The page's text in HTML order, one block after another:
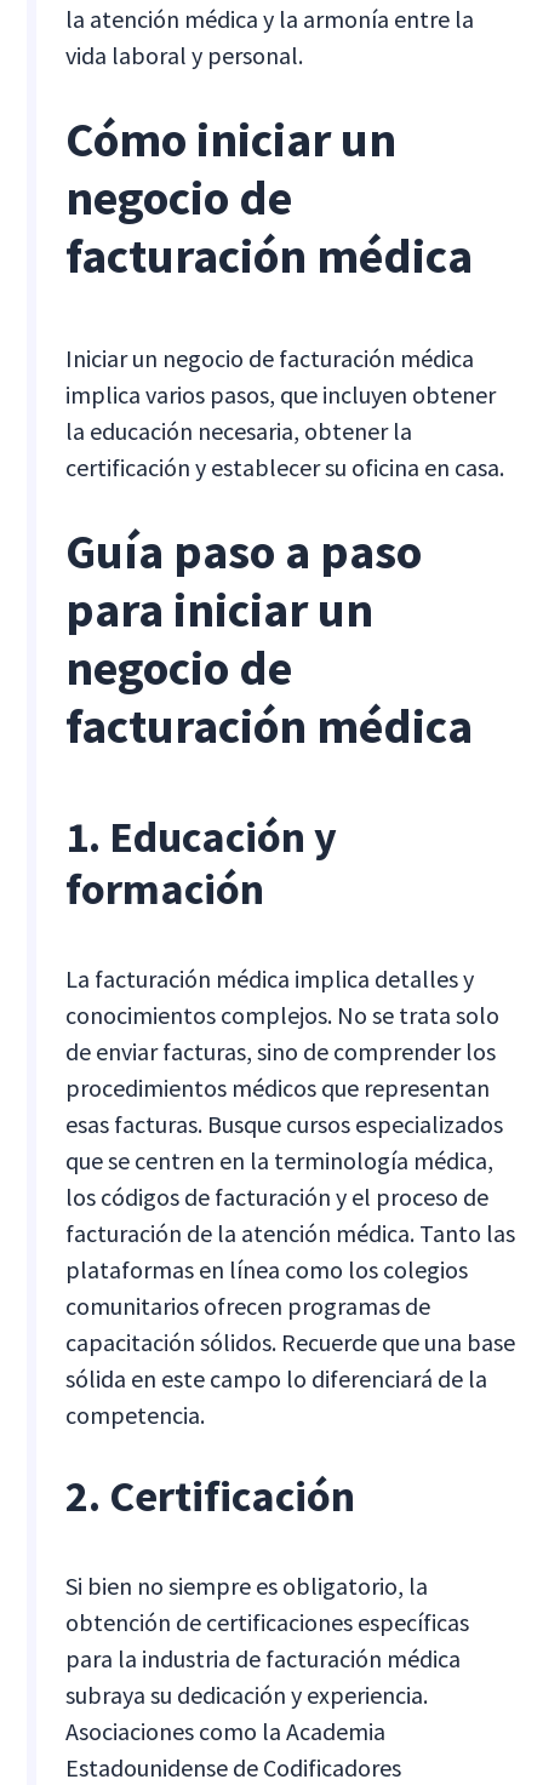
la atención médica y la armonía entre la
vida laboral y personal.
Cómo iniciar un
negocio de
facturación médica
Iniciar un negocio de facturación médica
implica varios pasos, que incluyen obtener
la educación necesaria, obtener la
certificación y establecer su oficina en casa.
Guía paso a paso
para iniciar un
negocio de
facturación médica
1. Educación y
formación
La facturación médica implica detalles y
conocimientos complejos. No se trata solo
de enviar facturas, sino de comprender los
procedimientos médicos que representan
esas facturas. Busque cursos especializados
que se centren en la terminología médica,
los códigos de facturación y el proceso de
facturación de la atención médica. Tanto las
plataformas en línea como los colegios
comunitarios ofrecen programas de
capacitación sólidos. Recuerde que una base
sólida en este campo lo diferenciará de la
competencia.
2. Certificación
Si bien no siempre es obligatorio, la
obtención de certificaciones específicas
para la industria de facturación médica
subraya su dedicación y experiencia.
Asociaciones como la Academia
Estadounidense de Codificadores